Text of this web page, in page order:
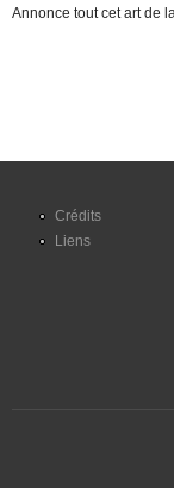
Annonce tout cet art de
Crédits
Liens